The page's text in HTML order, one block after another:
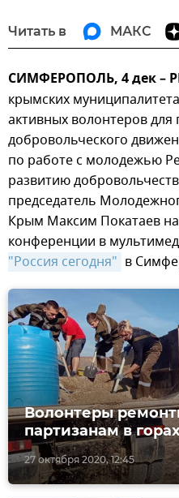
Читать в МАКС
СИМФЕРОПОЛЬ, 4 дек –
крымских
активных волонтеров для
добровольческого
по работе с молодежью
развитию
председатель
Крым Максим Покатаев
конференции в
"Россия сегодня" в
27 октября 2020, 12:45
Волонтеры
партизанам в